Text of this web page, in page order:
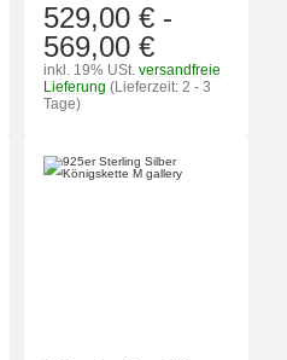
529,00 € -
569,00 €
inkl. 19% USt. versandfreie
Lieferung (Lieferzeit: 2 - 3
Tage)